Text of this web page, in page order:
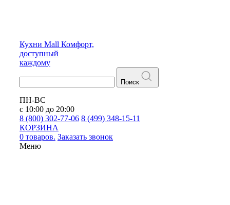
Кухни Mall Комфорт,
доступный
каждому
Поиск
ПН-ВС
с 10:00 до 20:00
8 (800) 302-77-06 8 (499) 348-15-11
КОРЗИНА
0 товаров. Заказать звонок
Меню